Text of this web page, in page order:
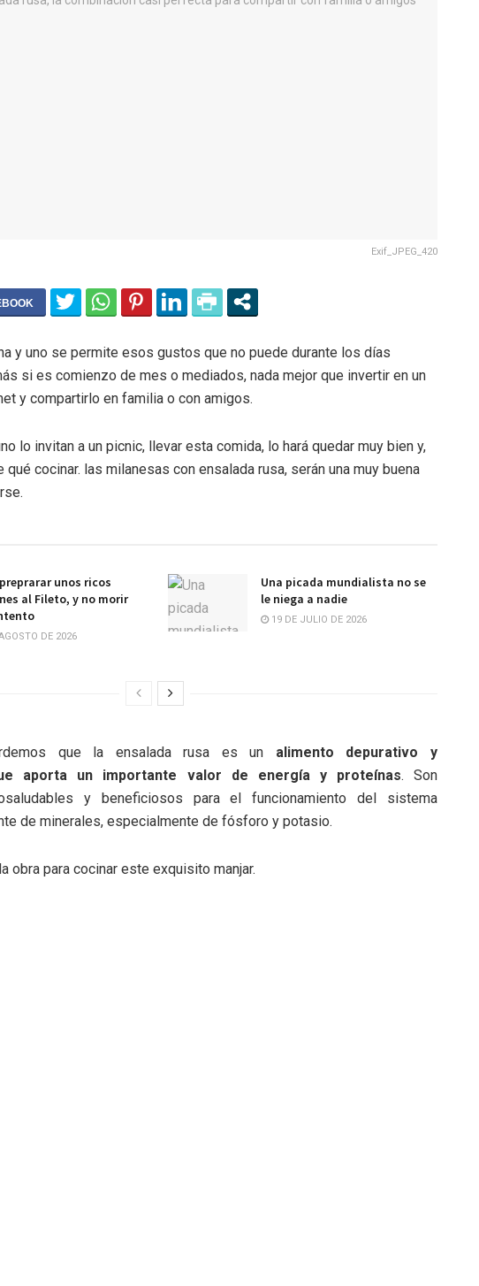
Exif_JPEG_420
y uno se permite esos gustos que no puede durante los días
si es comienzo de mes o mediados, nada mejor que invertir en un
y compartirlo en familia o con amigos.
lo invitan a un picnic, llevar esta comida, lo hará quedar muy bien y,
cocinar. las milanesas con ensalada rusa, serán una muy buena
unos ricos
al Fileto, y no morir
DE 2026
Una picada mundialista no se
le niega a nadie
19 DE JULIO DE 2026
que la ensalada rusa es un alimento depurativo y
aporta un importante valor de energía y proteínas. Son
y beneficiosos para el funcionamiento del sistema
de minerales, especialmente de fósforo y potasio.
obra para cocinar este exquisito manjar.